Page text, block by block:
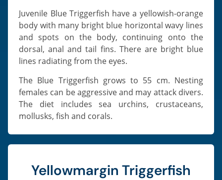
Juvenile Blue Triggerfish have a yellowish-orange
body with many bright blue horizontal wavy lines
and spots on the body, continuing onto the
dorsal, anal and tail fins. There are bright blue
lines radiating from the eyes.
The Blue Triggerfish grows to 55 cm. Nesting
females can be aggressive and may attack divers.
The diet includes sea urchins, crustaceans,
mollusks, fish and corals.
Yellowmargin Triggerfish